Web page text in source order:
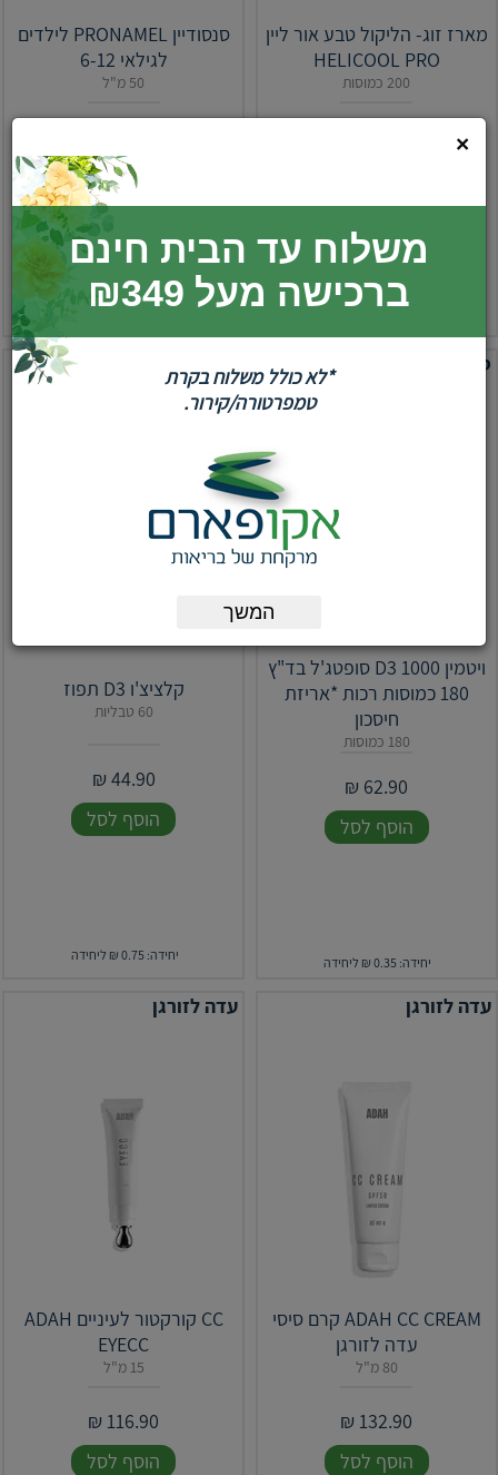
מארז זוג- הליקול טבע אור ליין
HELICOOL PRO
200 כמוסות
סנסודיין PRONAMEL לילדים
לגילאי 6-12
50 מ"ל
הוסף לסל
סופהרב
ויטמין 1000 D3 סופטג'ל בד"ץ
180 כמוסות רכות *אריזת
חיסכון
180 כמוסות
62.90
₪
הוסף לסל
יחידה: 0.35 ₪ ליחידה
כצט
קלציצ'ו D3 תפוז
60 טבליות
44.90
₪
הוסף לסל
יחידה: 0.75 ₪ ליחידה
עדה לזורגן
ADAH CC CREAM קרם סיסי
עדה לזורגן
80 מ"ל
132.90
₪
הוסף לסל
עדה לזורגן
CC קורקטור לעיניים ADAH
EYECC
15 מ"ל
116.90
₪
הוסף לסל
×
משלוח עד הבית חינם
ברכישה מעל ₪349
*לא כולל משלוח בקרת
טמפרטורה/קירור.
המשך